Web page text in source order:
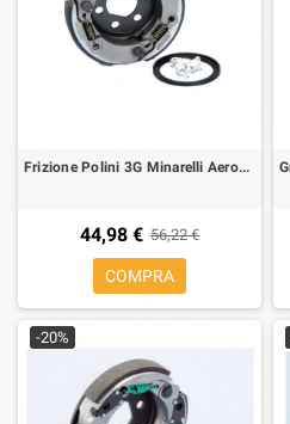
Frizione Polini 3G Minarelli Aerox, Nitro, Neo-s, Beta ark
44,98 € 56,22 €
COMPRA
-20%